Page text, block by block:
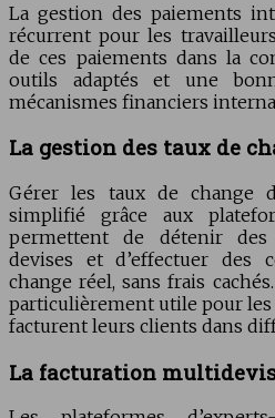
La gestion des paiements
récurrent pour les
de ces paiements dans la
outils adaptés et une
mécanismes financiers
La gestion des taux de
Gérer les taux de change
simplifié grâce aux
permettent de détenir des
devises et d’effectuer des
change réel, sans frais
particulièrement utile pour
facturent leurs clients dans
La facturation